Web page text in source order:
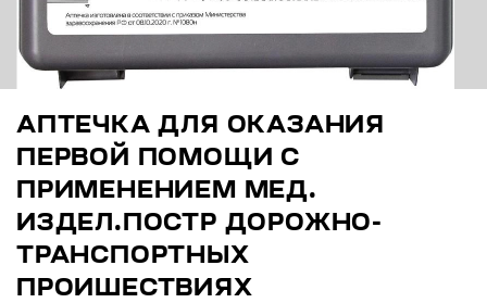
АПТЕЧКА ДЛЯ ОКАЗАНИЯ
ПЕРВОЙ ПОМОЩИ С
ПРИМЕНЕНИЕМ МЕД.
ИЗДЕЛ.ПОСТР ДОРОЖНО-
ТРАНСПОРТНЫХ
ПРОИШЕСТВИЯХ